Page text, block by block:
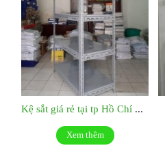
Xem thêm